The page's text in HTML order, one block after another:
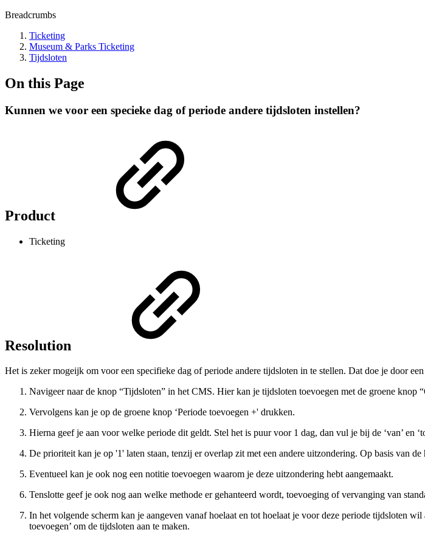
Breadcrumbs
Ticketing
Museum & Parks Ticketing
Tijdsloten
On this Page
Kunnen we voor een specieke dag of periode andere tijdsloten instellen?
Product
Ticketing
Resolution
Het is zeker mogeijk om voor een specifieke dag of periode andere tijdsloten in te stellen. Dat doe je door
Navigeer naar de knop “Tijdsloten” in het CMS. Hier kan je tijdsloten toevoegen met de groene knop
Vervolgens kan je op de groene knop ‘Periode toevoegen +' drukken.
Hierna geef je aan voor welke periode dit geldt. Stel het is puur voor 1 dag, dan vul je bij de ‘van’ en
De prioriteit kan je op '1' laten staan, tenzij er overlap zit met een andere uitzondering. Op basis van
Eventueel kan je ook nog een notitie toevoegen waarom je deze uitzondering hebt aangemaakt.
Tenslotte geef je ook nog aan welke methode er gehanteerd wordt, toevoeging of vervanging van
In het volgende scherm kan je aangeven vanaf hoelaat en tot hoelaat je voor deze periode tijdsloten
toevoegen’ om de tijdsloten aan te maken.